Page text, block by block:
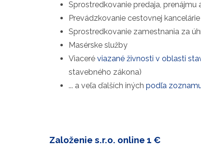
Sprostredkovanie predaja,
Prevádzkovanie cestovnej kancelárie
Sprostredkovanie zamestnania za
Masérske služby
Viaceré viazané živnosti v oblasti
stavebného zákona)
... a veľa ďalších iných podľa
Založenie s.r.o. online 1 €